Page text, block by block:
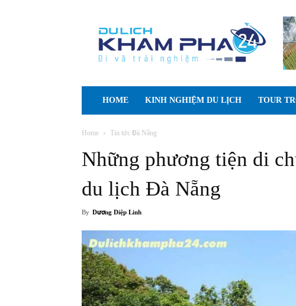
nang
Du
lịch
túc
HOME KINH NGHIỆM DU LỊCH TOUR
Home Tin tức Đà Nẵng
Những phương tiện di
du lịch Đà Nẵng
By Dương Diệp Linh